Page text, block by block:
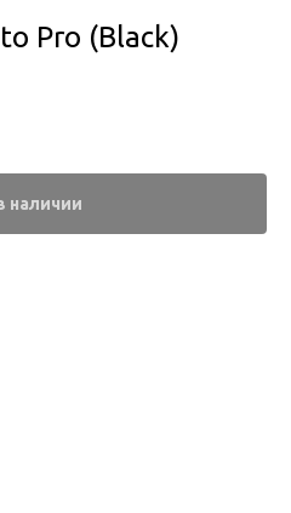
Pro (Black)
наличии